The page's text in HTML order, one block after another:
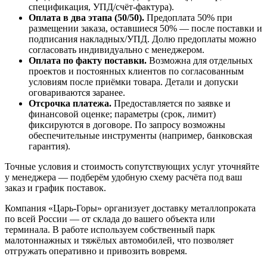
спецификация, УПД/счёт-фактура).
Оплата в два этапа (50/50). Предоплата 50% при
размещении заказа, оставшиеся 50% — после поставки и
подписания накладных/УПД. Долю предоплаты можно
согласовать индивидуально с менеджером.
Оплата по факту поставки. Возможна для отдельных
проектов и постоянных клиентов по согласованным
условиям после приёмки товара. Детали и допуски
оговариваются заранее.
Отсрочка платежа. Предоставляется по заявке и
финансовой оценке; параметры (срок, лимит)
фиксируются в договоре. По запросу возможны
обеспечительные инструменты (например, банковская
гарантия).
Точные условия и стоимость сопутствующих услуг уточняйте
у менеджера — подберём удобную схему расчёта под ваш
заказ и график поставок.
Компания «Царь-Горы» организует доставку металлопроката
по всей России — от склада до вашего объекта или
терминала. В работе используем собственный парк
малотоннажных и тяжёлых автомобилей, что позволяет
отгружать оперативно и привозить вовремя.